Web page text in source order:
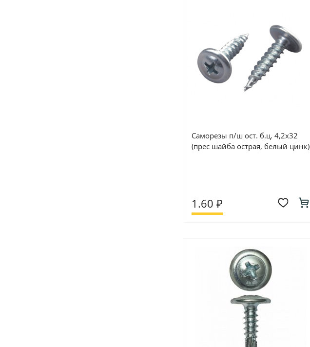
Саморезы п/ш ост. б.ц. 4,2х32
(прес шайба острая, белый цинк)
1.60 ₽